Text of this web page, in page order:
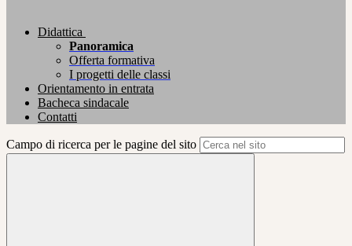
Didattica
Panoramica
Offerta formativa
I progetti delle classi
Orientamento in entrata
Bacheca sindacale
Contatti
Campo di ricerca per le pagine del sito